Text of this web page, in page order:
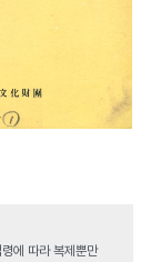
에 따라 복제뿐만